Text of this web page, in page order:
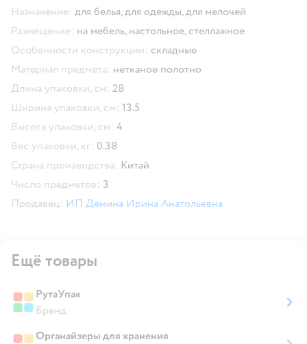
Назначение: для белья,для одежды,для мелочей
Размещение: на мебель, настольное, стеллажное
Особенности конструкции: складные
Материал предмета: нетканое полотно
Длина упаковки, см: 28
Ширина упаковки, см: 13.5
Высота упаковки, см: 4
Вес упаковки, кг: 0.38
Страна производства: Китай
Число предметов: 3
Продавец: ИП Демина Ирина Анатольевна
Ещё товары
РутаУпак
Бренд
Органайзеры для хранения